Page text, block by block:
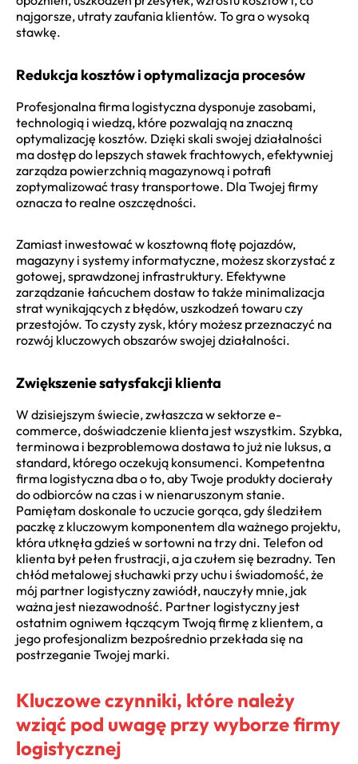
najgorsze, utraty zaufania klientów. To gra o wysoką
stawkę.
Redukcja kosztów i optymalizacja procesów
Profesjonalna firma logistyczna dysponuje zasobami,
technologią i wiedzą, które pozwalają na znaczną
optymalizację kosztów. Dzięki skali swojej działalności
ma dostęp do lepszych stawek frachtowych, efektywniej
zarządza powierzchnią magazynową i potrafi
zoptymalizować trasy transportowe. Dla Twojej firmy
oznacza to realne oszczędności.
Zamiast inwestować w kosztowną flotę pojazdów,
magazyny i systemy informatyczne, możesz skorzystać z
gotowej, sprawdzonej infrastruktury. Efektywne
zarządzanie łańcuchem dostaw to także minimalizacja
strat wynikających z błędów, uszkodzeń towaru czy
przestojów. To czysty zysk, który możesz przeznaczyć na
rozwój kluczowych obszarów swojej działalności.
Zwiększenie satysfakcji klienta
W dzisiejszym świecie, zwłaszcza w sektorze e-
commerce, doświadczenie klienta jest wszystkim. Szybka,
terminowa i bezproblemowa dostawa to już nie luksus, a
standard, którego oczekują konsumenci. Kompetentna
firma logistyczna dba o to, aby Twoje produkty docierały
do odbiorców na czas i w nienaruszonym stanie.
Pamiętam doskonale to uczucie gorąca, gdy śledziłem
paczkę z kluczowym komponentem dla ważnego projektu,
która utknęła gdzieś w sortowni na trzy dni. Telefon od
klienta był pełen frustracji, a ja czułem się bezradny. Ten
chłód metalowej słuchawki przy uchu i świadomość, że
mój partner logistyczny zawiódł, nauczyły mnie, jak
ważna jest niezawodność. Partner logistyczny jest
ostatnim ogniwem łączącym Twoją firmę z klientem, a
jego profesjonalizm bezpośrednio przekłada się na
postrzeganie Twojej marki.
Kluczowe czynniki, które należy
wziąć pod uwagę przy wyborze firmy
logistycznej